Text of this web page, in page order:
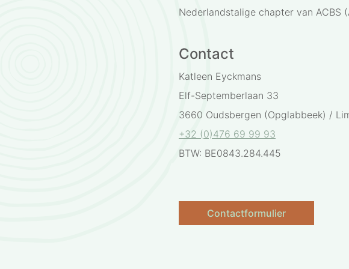
Nederlandstalige chapter van ACBS
Contact
Katleen Eyckmans
Elf-Septemberlaan 33
3660 Oudsbergen (Opglabbeek) /
+32 (0)476 69 99 93
BTW: BE0843.284.445
Contactformulier